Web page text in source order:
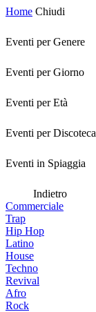
Home Chiudi
Eventi per Genere
Eventi per Giorno
Eventi per Età
Eventi per Discoteca
Eventi in Spiaggia
Indietro
Commerciale
Trap
Hip Hop
Latino
House
Techno
Revival
Afro
Rock